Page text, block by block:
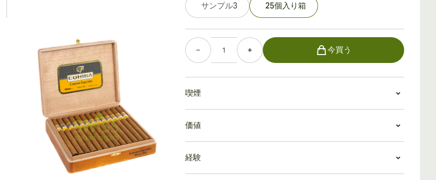
larger image
サンプル3 25個入り箱
個数
今買う
喫煙
まず最初に気づくのは、バンドリングがないことでしょう。
ーが、ビジュアルの良さとエレガントな外観ををさらに際立
たせています。
価値
Cohiba Coronas Especialesは、コイーバ葉巻製品では素晴
経験